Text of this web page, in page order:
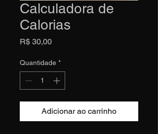
Calculadora de
Calorias
R$ 30,00Preço
Quantidade *
Adicionar ao carrinho